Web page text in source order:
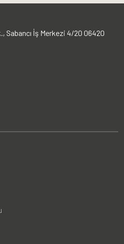
Sabancı İş Merkezi 4/20 06420